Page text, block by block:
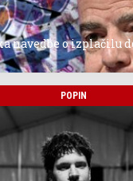
navedbe o izplačilu
POPIN